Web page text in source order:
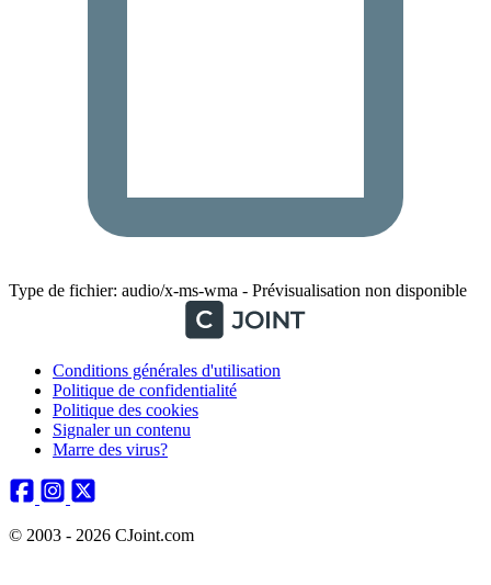
Type de fichier: audio/x-ms-wma - Prévisualisation non disponible
Conditions générales d'utilisation
Politique de confidentialité
Politique des cookies
Signaler un contenu
Marre des virus?
© 2003 - 2026 CJoint.com